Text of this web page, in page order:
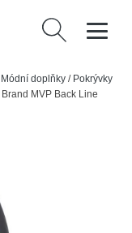
Vyhledávání
Módní doplňky / Pokrývky
MVP Back Line